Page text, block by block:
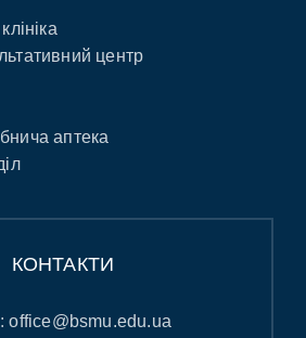
центр
аптека
КОНТАКТИ
office@bsmu.edu.ua